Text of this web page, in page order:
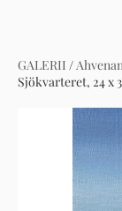
GALERII /
Sjökvarteret, 24 x